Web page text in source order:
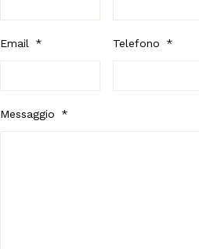
Email * Telefono *
Messaggio *